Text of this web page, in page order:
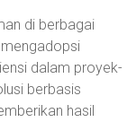
di berbagai
dalam proyek-
berbasis
hasil